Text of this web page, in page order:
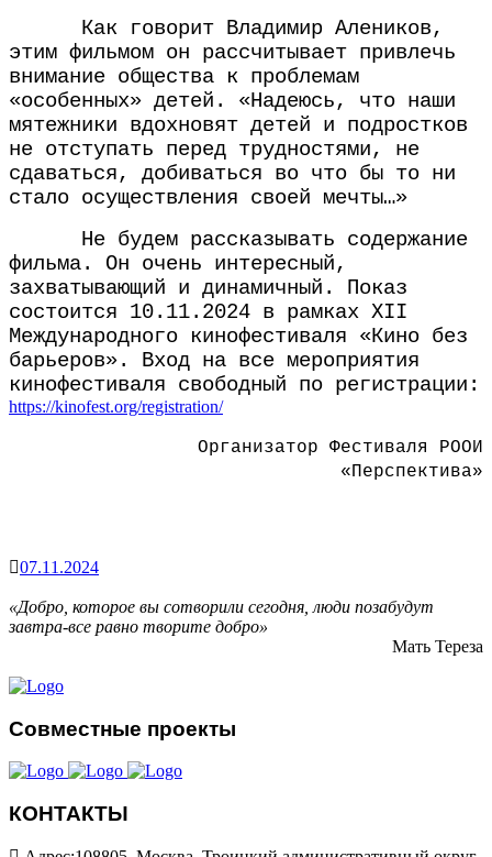
Как говорит Владимир Алеников,
этим фильмом он рассчитывает привлечь
внимание общества к проблемам
«особенных» детей. «Надеюсь, что наши
мятежники вдохновят детей и подростков
не отступать перед трудностями, не
сдаваться, добиваться во что бы то ни
стало осуществления своей мечты…»
Не будем рассказывать содержание
фильма. Он очень интересный,
захватывающий и динамичный. Показ
состоится 10.11.2024 в рамках XII
Международного кинофестиваля «Кино без
барьеров». Вход на все мероприятия
кинофестиваля свободный по регистрации:
https://kinofest.org/registration/
Организатор Фестиваля РООИ
«Перспектива»
07.11.2024
«Добро, которое вы сотворили сегодня, люди позабудут
завтра-все равно творите добро»
Мать Тереза
Совместные проекты
КОНТАКТЫ